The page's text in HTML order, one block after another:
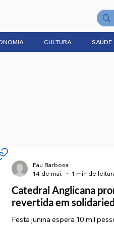
CULTURA SAÚDE
Catedral Anglicana
revertida em
Festa junina espera 10 mil
Fau Barbosa
14 de mai.
1 min de